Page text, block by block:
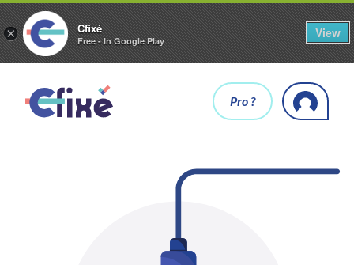
× Cfixé
Free - In Google Play
View
Pro ?